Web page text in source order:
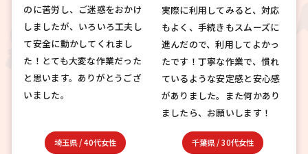
のに苦労し、ご迷惑をおかけ
しましたが、いろいろ工夫し
て安全に動かしてくれまし
た！とても大変な作業だった
と思います。ありがとうござ
いました。
埼玉県/40代女性
実際に利用してみると、対応
もよく、手続きもスムーズに
進んだので、利用してよかっ
たです！丁寧な作業で、慣れ
ているような安定感と安心感
がありました。また何かあり
ましたら、お願いします！
千葉県/30代女性